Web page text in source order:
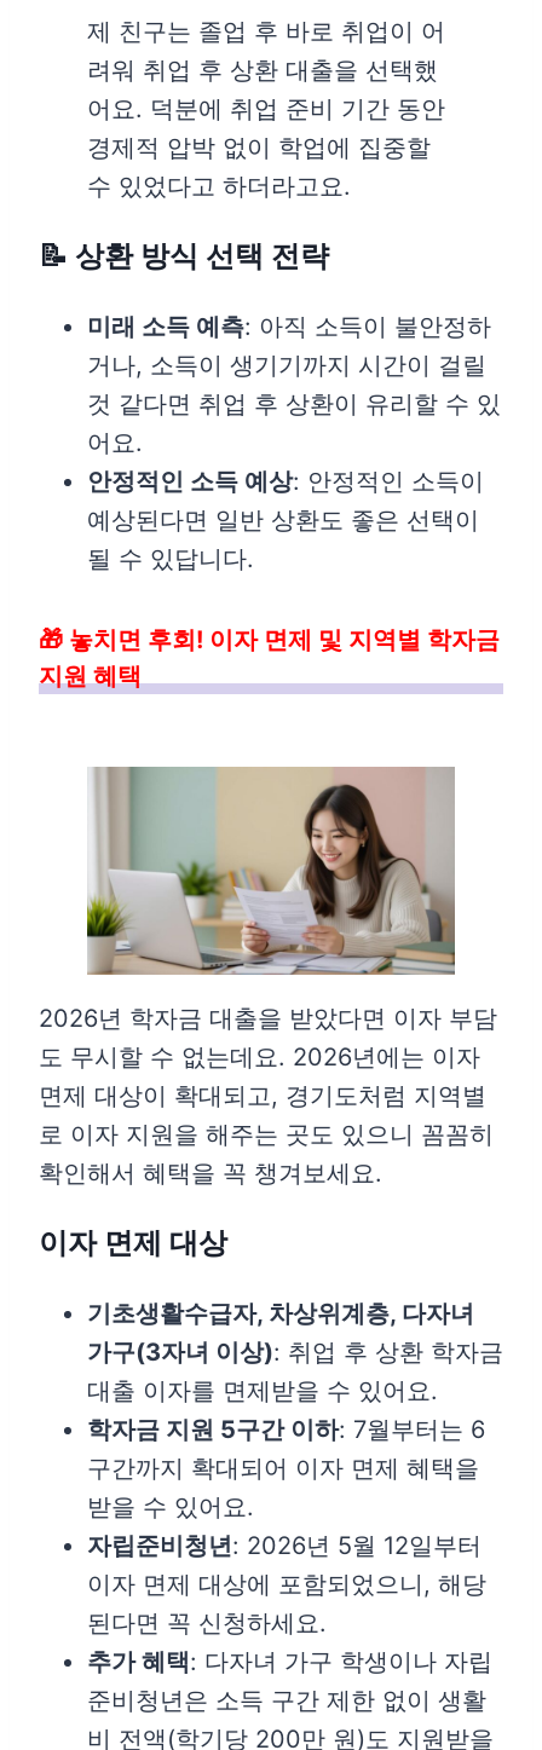
제 친구는 졸업 후 바로 취업이 어
려워 취업 후 상환 대출을 선택했
어요. 덕분에 취업 준비 기간 동안
경제적 압박 없이 학업에 집중할
수 있었다고 하더라고요.
📝 상환 방식 선택 전략
미래 소득 예측: 아직 소득이 불안정하
거나, 소득이 생기기까지 시간이 걸릴
것 같다면 취업 후 상환이 유리할 수 있
어요.
안정적인 소득 예상: 안정적인 소득이
예상된다면 일반 상환도 좋은 선택이
될 수 있답니다.
🎁 놓치면 후회! 이자 면제 및 지역별 학자금
지원 혜택
2026년 학자금 대출을 받았다면 이자 부담
도 무시할 수 없는데요. 2026년에는 이자
면제 대상이 확대되고, 경기도처럼 지역별
로 이자 지원을 해주는 곳도 있으니 꼼꼼히
확인해서 혜택을 꼭 챙겨보세요.
이자 면제 대상
기초생활수급자, 차상위계층, 다자녀
가구(3자녀 이상): 취업 후 상환 학자금
대출 이자를 면제받을 수 있어요.
학자금 지원 5구간 이하: 7월부터는 6
구간까지 확대되어 이자 면제 혜택을
받을 수 있어요.
자립준비청년: 2026년 5월 12일부터
이자 면제 대상에 포함되었으니, 해당
된다면 꼭 신청하세요.
추가 혜택: 다자녀 가구 학생이나 자립
준비청년은 소득 구간 제한 없이 생활
비 전액(학기당 200만 원)도 지원받을